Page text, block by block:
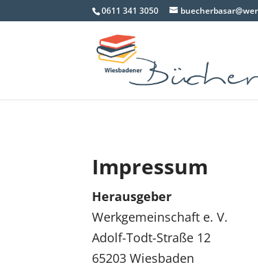
0611 341 3050
Impressum
Herausgeber
Werkgemeinschaft e. V.
Adolf-Todt-Straße 12
65203 Wiesbaden